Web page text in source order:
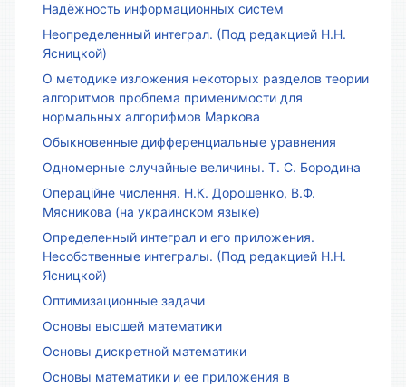
Надёжность информационных систем
Неопределенный интеграл. (Под редакцией Н.Н.
Ясницкой)
О методике изложения некоторых разделов теории
алгоритмов проблема применимости для
нормальных алгорифмов Маркова
Обыкновенные дифференциальные уравнения
Одномерные случайные величины. Т. С. Бородина
Операційне числення. Н.К. Дорошенко, В.Ф.
Мясникова (на украинском языке)
Определенный интеграл и его приложения.
Несобственные интегралы. (Под редакцией Н.Н.
Ясницкой)
Оптимизационные задачи
Основы высшей математики
Основы дискретной математики
Основы математики и ее приложения в